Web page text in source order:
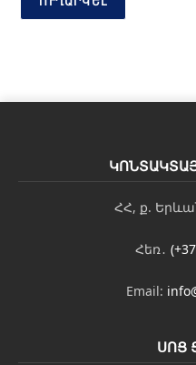
ՀՀ, ք.
Հեռ․
Email:
ՍՈՑ